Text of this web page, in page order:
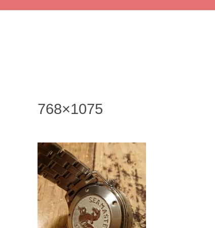
768×1075